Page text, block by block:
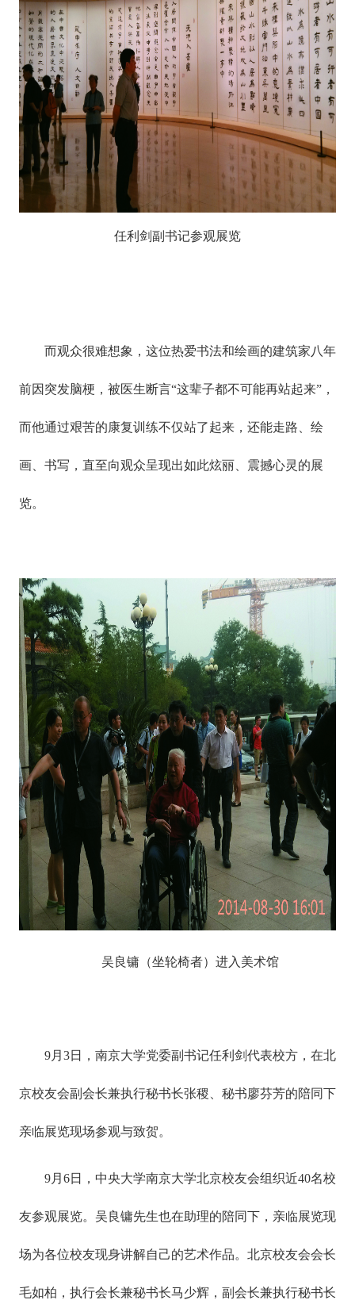
任利剑副书记参观展览
而观众很难想象，这位热爱书法和绘画的建筑家八年
前因突发脑梗，被医生断言“这辈子都不可能再站起来”，
而他通过艰苦的康复训练不仅站了起来，还能走路、绘
画、书写，直至向观众呈现出如此炫丽、震撼心灵的展
览。
吴良镛（坐轮椅者）进入美术馆
9月3日，南京大学党委副书记任利剑代表校方，在北
京校友会副会长兼执行秘书长张稷、秘书廖芬芳的陪同下
亲临展览现场参观与致贺。
9月6日，中央大学南京大学北京校友会组织近40名校
友参观展览。吴良镛先生也在助理的陪同下，亲临展览现
场为各位校友现身讲解自己的艺术作品。北京校友会会长
毛如柏，执行会长兼秘书长马少辉，副会长兼执行秘书长